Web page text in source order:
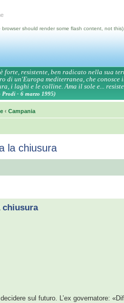
browser should render some flash content, not this).
forte, resistente, ben radicato nella sua
di un'Europa mediterranea, che conosce
i laghi e le colline. Ama il sole e...
Prodi - 6 marzo 1995)
‹ Campania
la chiusura
chiusura
sul futuro. L’ex governatore: